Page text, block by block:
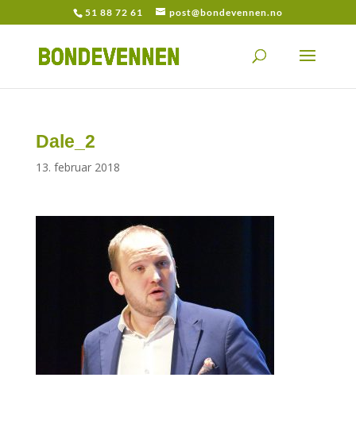
51 88 72 61 post@bondevennen.no
Dale_2
13. februar 2018